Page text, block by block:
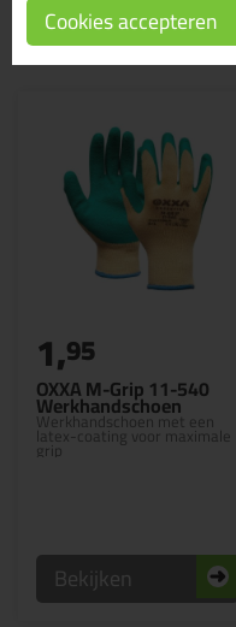
OXXA M-Grip 11-540
Werkhandschoen
Werkhandschoen met een
latex-coating voor maximale
grip
1,95
Bekijken
Cookies accepteren